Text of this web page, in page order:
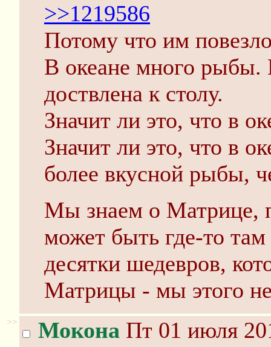
>>1219586
Потому что им
В океане много рыбы.
доствлена к столу.
Значит ли это, что в
Значит ли это, что в
более вкусной рыбы,
Мы знаем о Матрице,
может быть где-то
десятки шедевров,
Матрицы - мы этого
>> Мокона Пт 01 июля